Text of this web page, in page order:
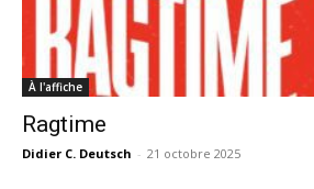
À l'affiche
Ragtime
Didier C. Deutsch - 21 octobre 2025